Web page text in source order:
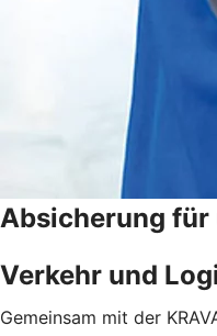
Absicherung
Verkehr und
Gemeinsam mit der